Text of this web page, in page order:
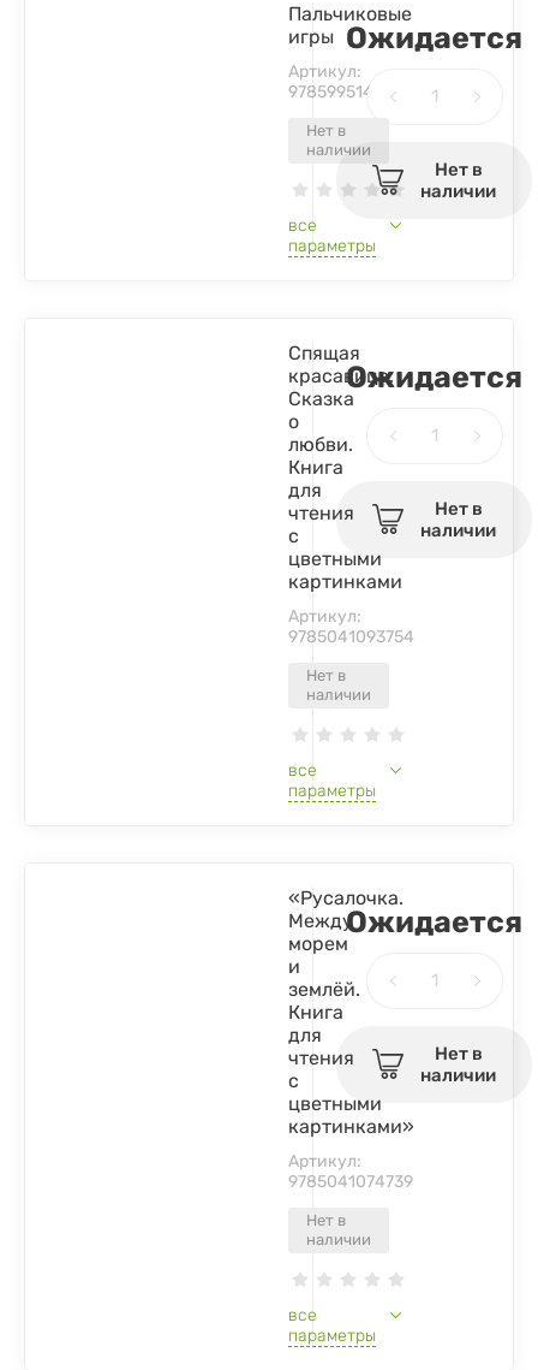
Нет в
наличии
Пальчиковые
игры
Артикул:
9785995140788
все
параметры
Ожидается
Нет в
наличии
Нет в
наличии
Спящая
красавица.
Сказка
о
любви.
Книга
для
чтения
с
цветными
картинками
Артикул:
9785041093754
все
параметры
Ожидается
Нет в
наличии
Нет в
наличии
«Русалочка.
Между
морем
и
землёй.
Книга
для
чтения
с
цветными
картинками»
Артикул:
9785041074739
все
параметры
Ожидается
Нет в
наличии